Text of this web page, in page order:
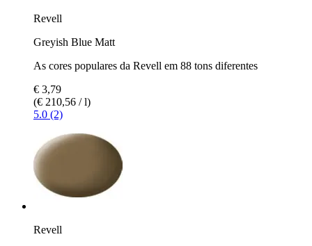
Revell
Greyish Blue Matt
As cores populares da Revell em 88 tons diferentes
€ 3,79
(€ 210,56 / l)
5.0 (2)
Revell